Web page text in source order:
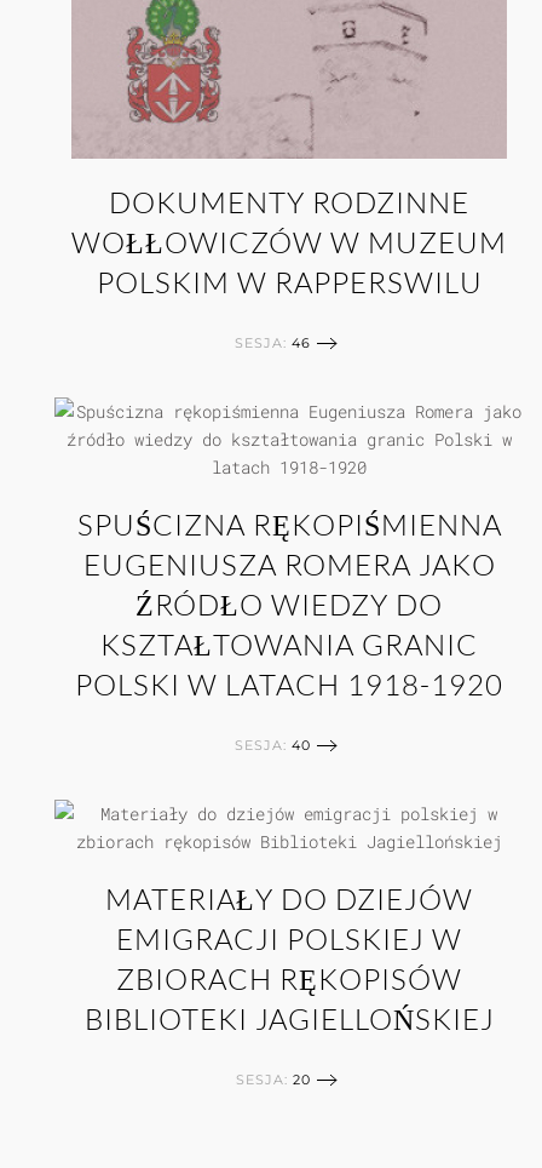
DOKUMENTY RODZINNE
WOŁŁOWICZÓW W MUZEUM
POLSKIM W RAPPERSWILU
SESJA: 46
SPUŚCIZNA RĘKOPIŚMIENNA
EUGENIUSZA ROMERA JAKO
ŹRÓDŁO WIEDZY DO
KSZTAŁTOWANIA GRANIC
POLSKI W LATACH 1918-1920
SESJA: 40
MATERIAŁY DO DZIEJÓW
EMIGRACJI POLSKIEJ W
ZBIORACH RĘKOPISÓW
BIBLIOTEKI JAGIELLOŃSKIEJ
SESJA: 20